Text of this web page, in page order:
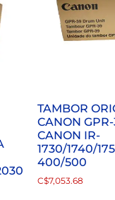
TAMBOR
CANON
CANON IR-
1730/1740/
400/500
C$7,053.68